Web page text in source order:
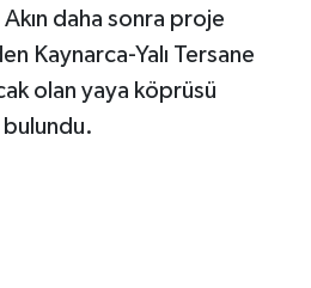
Akın daha sonra proje
Kaynarca-Yalı Tersane
olan yaya köprüsü
bulundu.